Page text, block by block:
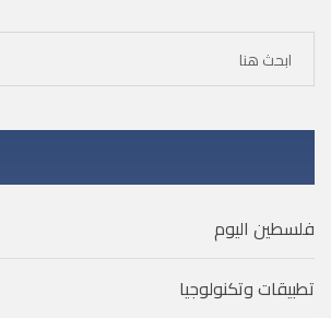
فلسطين اليوم
تطبيقات وتكنولوجيا